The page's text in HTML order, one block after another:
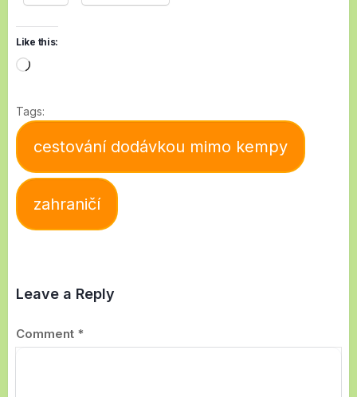
Like this:
Loading…
Tags:
cestování dodávkou mimo kempy
zahraničí
Leave a Reply
Comment *